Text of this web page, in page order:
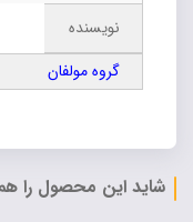
نویسنده
گروه مولفان
شاید این محصول را